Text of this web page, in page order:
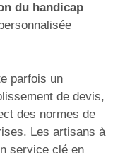
du handicap
parfois un
de devis,
des normes de
Les artisans à
service clé en